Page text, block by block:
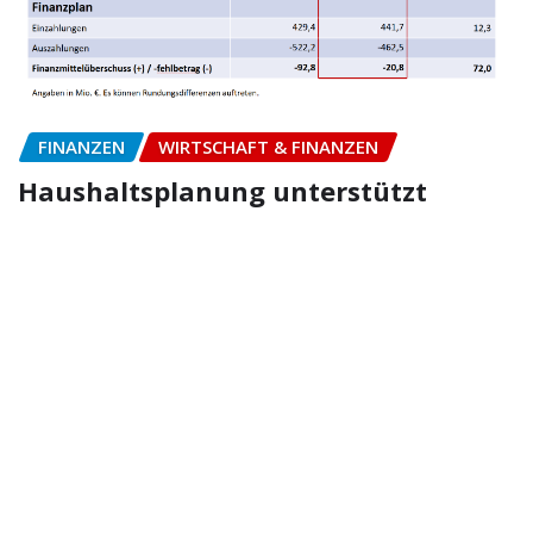
FINANZEN WIRTSCHAFT & FINANZEN
Haushaltsplanung unterstützt